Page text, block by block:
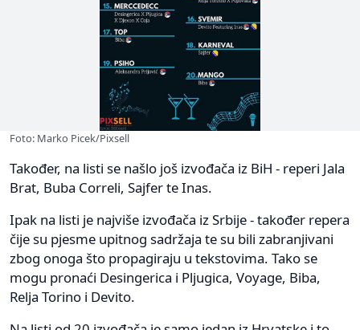
Foto: Marko Picek/Pixsell
Također, na listi se našlo još izvođača iz BiH - reperi Jala
Brat, Buba Correli, Sajfer te Inas.
Ipak na listi je najviše izvođača iz Srbije - također repera
čije su pjesme upitnog sadržaja te su bili zabranjivani
zbog onoga što propagiraju u tekstovima. Tako se
mogu pronaći Desingerica i Pljugica, Voyage, Biba,
Relja Torino i Devito.